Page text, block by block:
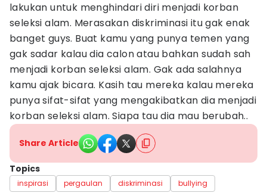
lakukan untuk menghindari diri menjadi korban
seleksi alam. Merasakan diskriminasi itu gak enak
banget guys. Buat kamu yang punya temen yang
gak sadar kalau dia calon atau bahkan sudah sah
menjadi korban seleksi alam. Gak ada salahnya
kamu ajak bicara. Kasih tau mereka kalau mereka
punya sifat-sifat yang mengakibatkan dia menjadi
korban seleksi alam. Siapa tau dia mau berubah..
Share Article
Topics
inspirasi pergaulan diskriminasi bullying